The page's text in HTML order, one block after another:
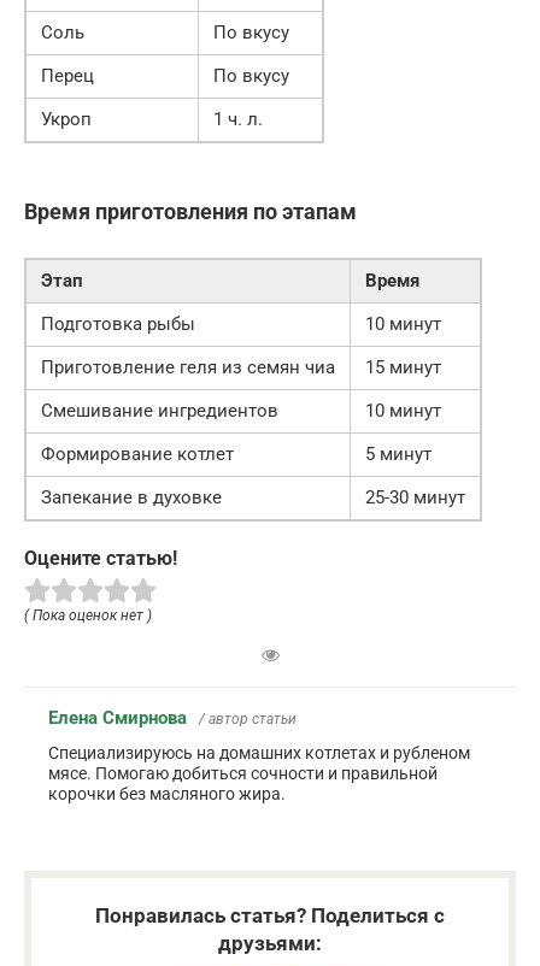
Соль
По вкусу
Перец
По вкусу
Укроп
1 ч. л.
Время приготовления по этапам
Этап
Время
Подготовка рыбы
10 минут
Приготовление геля из семян чиа
15 минут
Смешивание ингредиентов
10 минут
Формирование котлет
5 минут
Запекание в духовке
25-30 минут
Оцените статью!
( Пока оценок нет )
Елена Смирнова / автор статьи
Специализируюсь на домашних котлетах и рубленом
мясе. Помогаю добиться сочности и правильной
корочки без масляного жира.
Понравилась статья? Поделиться с
друзьями: